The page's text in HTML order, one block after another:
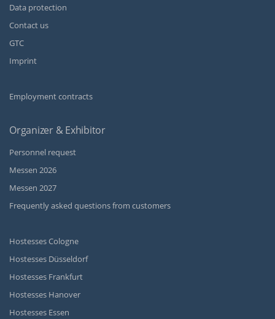
Data protection
Contact us
GTC
Imprint
Employment contracts
Organizer & Exhibitor
Personnel request
Messen 2026
Messen 2027
Frequently asked questions from customers
Hostesses Cologne
Hostesses Düsseldorf
Hostesses Frankfurt
Hostesses Hanover
Hostesses Essen